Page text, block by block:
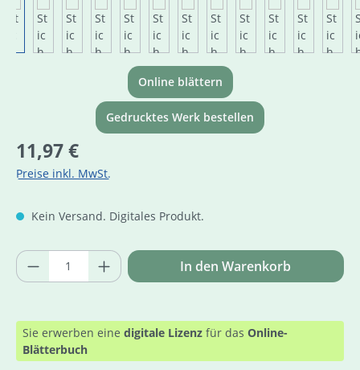
Online blättern
Gedrucktes Werk bestellen
Regulärer Preis:
11,97 €
Preise inkl. MwSt.
Kein Versand. Digitales Produkt.
Produkt Anzahl: Gib den gewünschten
In den Warenkorb
Sie erwerben eine digitale Lizenz für das Online-
Blätterbuch